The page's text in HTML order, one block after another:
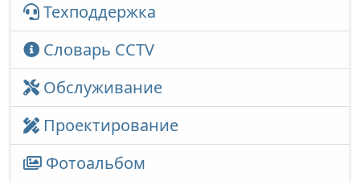
Техподдержка
Словарь CCTV
Обслуживание
Проектирование
Фотоальбом